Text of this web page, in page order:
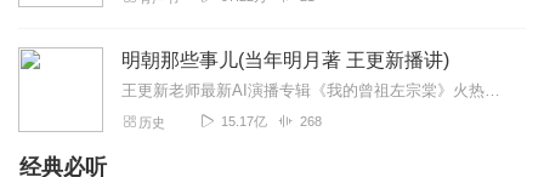
明朝那些事儿(当年明月著 王更新播讲)
王更新老师最新AI演播专辑《我的曾祖左宗棠》火热更新中！从曾孙视角看帝国脊梁左宗棠的B面人生！【大咖推荐】明月的写作不仅笔锋活泼幽默，而且加进了自己的感悟，这就...
历史 15.17亿 268
经典必听